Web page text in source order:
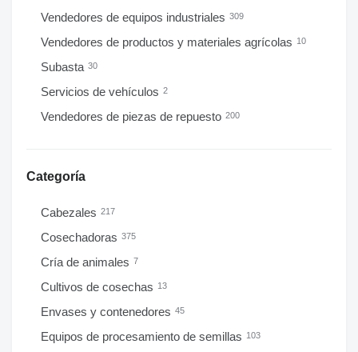
Vendedores de equipos industriales 309
Vendedores de productos y materiales agrícolas 10
Subasta 30
Servicios de vehículos 2
Vendedores de piezas de repuesto 200
Categoría
Cabezales 217
Cosechadoras 375
Cría de animales 7
Cultivos de cosechas 13
Envases y contenedores 45
Equipos de procesamiento de semillas 103